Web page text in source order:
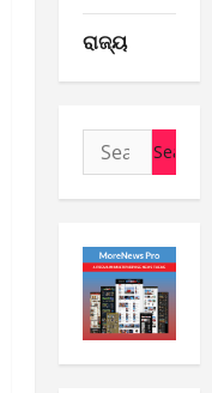
ରାଜ୍ୟ
Search
for:
2
E-Paper
-
0
2
August
6,
2026
3
E-Paper
5
8
-
2
0
2
E-Paper